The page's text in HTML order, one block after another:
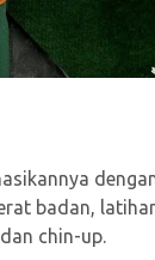
badan,
chin-up.